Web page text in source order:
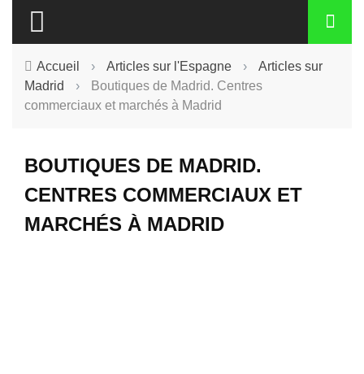
Accueil › Articles sur l'Espagne ›
Articles sur
Madrid
›
Boutiques de Madrid. Centres
commerciaux et marchés à Madrid
BOUTIQUES DE MADRID.
CENTRES COMMERCIAUX ET
MARCHÉS À MADRID